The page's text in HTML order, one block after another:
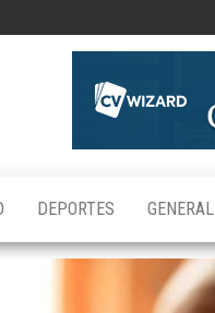
DEPORTES GENERAL